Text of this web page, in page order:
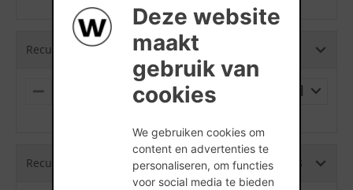
Deze website
maakt
gebruik van
cookies
We gebruiken cookies om
content en advertenties te
personaliseren, om functies
voor social media te bieden
U
S
Recup Rodelandse RV - 178 x 83 x 48
M
P
S
PALLET
Recup Rodelandse RV met schijnvoeg - 178 x 83 x 48